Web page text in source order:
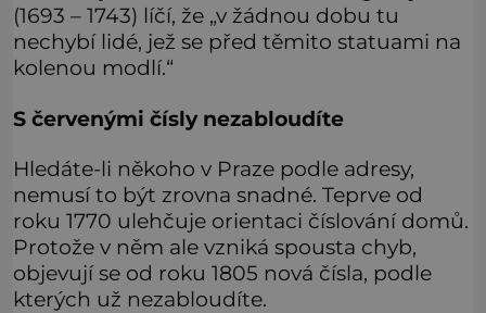
(1693 – 1743) líčí, že „v žádnou dobu tu
nechybí lidé, jež se před těmito statuami na
kolenou modlí.“
S červenými čísly nezabloudíte
Hledáte-li někoho v Praze podle adresy,
nemusí to být zrovna snadné. Teprve od
roku 1770 ulehčuje orientaci číslování domů.
Protože v něm ale vzniká spousta chyb,
objevují se od roku 1805 nová čísla, podle
kterých už nezabloudíte.